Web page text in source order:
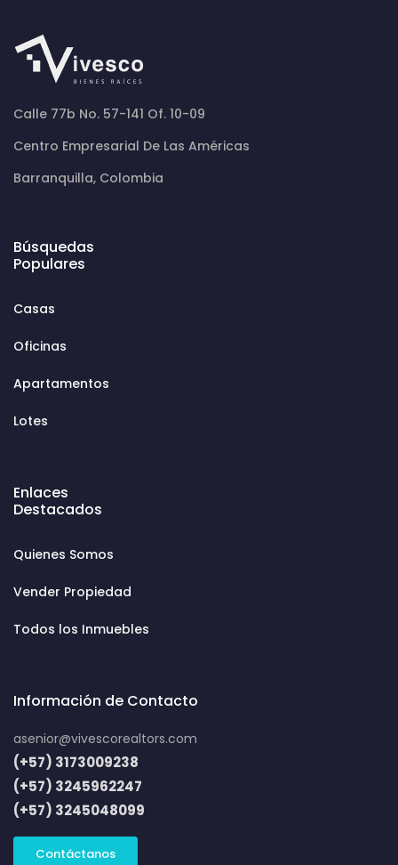
Calle 77b No. 57-141 Of. 10-09
Centro Empresarial De Las Américas
Barranquilla, Colombia
Búsquedas
Populares
Casas
Oficinas
Apartamentos
Lotes
Enlaces
Destacados
Quienes Somos
Vender Propiedad
Todos los Inmuebles
Información de Contacto
asenior@vivescorealtors.com
(+57) 3173009238
(+57) 3245962247
(+57) 3245048099
Contáctanos